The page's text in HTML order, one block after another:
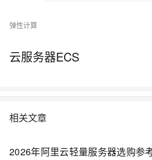
弹性计算
云服务器ECS
相关文章